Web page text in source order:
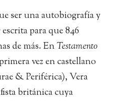
ser una autobiografía y
para que 846
de más. EnTestamento
vez en castellano
& Periférica), Vera
británica cuya